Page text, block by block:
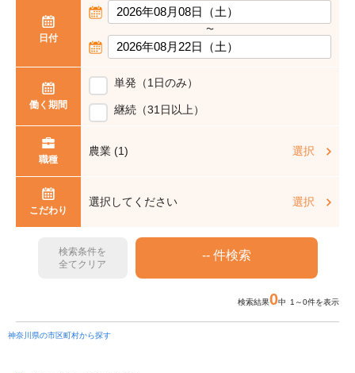
日付
〜
働く期間
単発（1日のみ）
継続（31日以上）
職種
農業 (1) 選択
こだわり
選択してください 選択
検索条件を
全てクリア
検索結果0中 1～0件を表示
神奈川県の市区町村から探す